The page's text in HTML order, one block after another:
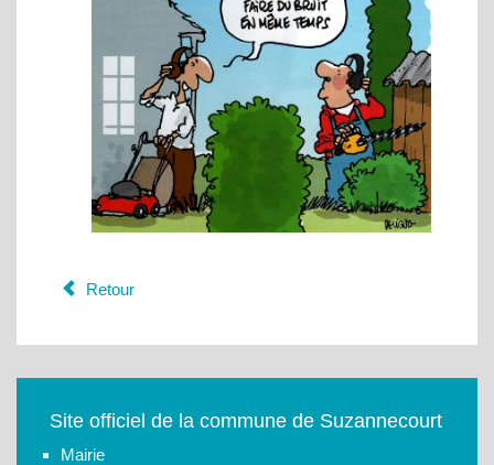
Retour
Site officiel de la commune de Suzannecourt
Mairie